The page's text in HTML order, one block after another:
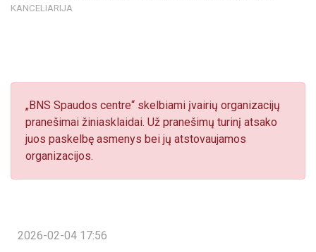
KANCELIARIJA
„BNS Spaudos centre“ skelbiami įvairių organizacijų
pranešimai žiniasklaidai. Už pranešimų turinį atsako
juos paskelbę asmenys bei jų atstovaujamos
organizacijos.
2026-02-04 17:56